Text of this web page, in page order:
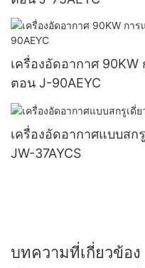
เครื่องอัดอากาศ
ตอน J-90AEYC
เครื่องอัดอากาศแบบส
JW-37AYCS
บทความที่เกี่ยวข้อง